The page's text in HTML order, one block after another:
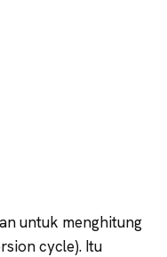
untuk menghitung
cycle). Itu